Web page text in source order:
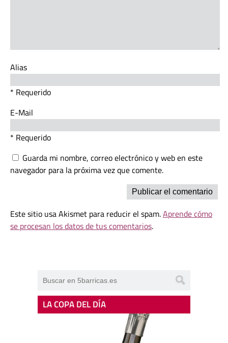
Alias
* Requerido
E-Mail
* Requerido
Guarda mi nombre, correo electrónico y web en este
navegador para la próxima vez que comente.
Este sitio usa Akismet para reducir el spam.Aprende cómo
se procesan los datos de tus comentarios.
LA COPA DEL DÍA